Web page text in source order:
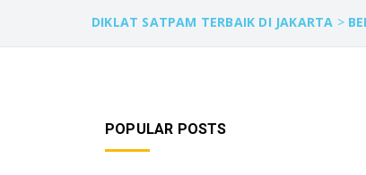
DIKLAT SATPAM TERBAIK DI JAKARTA >
POPULAR POSTS